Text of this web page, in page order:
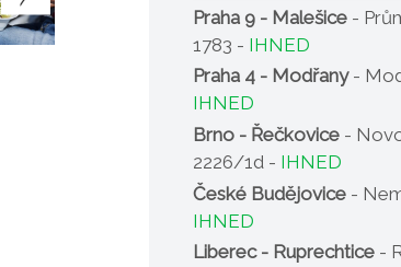
Praha 9 - Malešice -
1783 - IHNED
Praha 4 - Modřany-
IHNED
Brno - Řečkovice -
2226/1d - IHNED
České Budějovice -
IHNED
Liberec - Ruprechtice -